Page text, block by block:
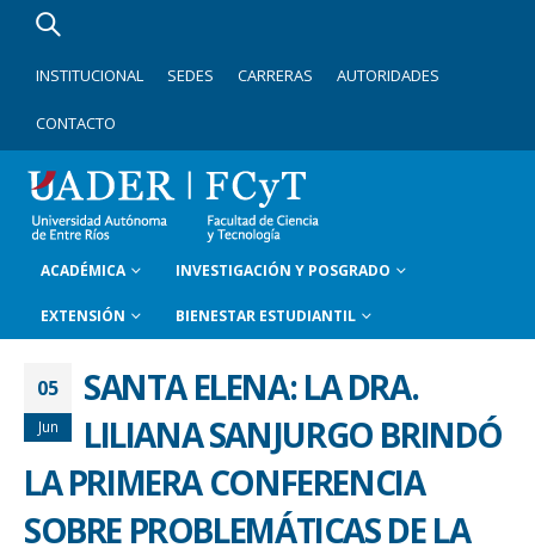
INSTITUCIONAL SEDES CARRERAS AUTORIDADES
CONTACTO
ACADÉMICA INVESTIGACIÓN Y POSGRADO
EXTENSIÓN BIENESTAR ESTUDIANTIL
05
Jun
SANTA ELENA: LA DRA.
LILIANA SANJURGO BRINDÓ
LA PRIMERA CONFERENCIA
SOBRE PROBLEMÁTICAS DE LA